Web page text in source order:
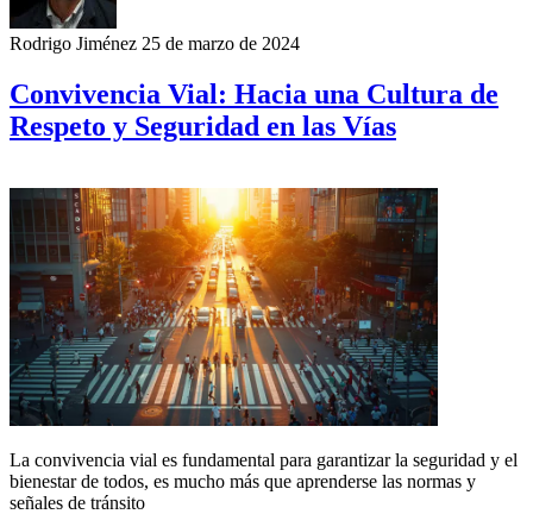
Rodrigo Jiménez 25 de marzo de 2024
Convivencia Vial: Hacia una Cultura de
Respeto y Seguridad en las Vías
La convivencia vial es fundamental para garantizar la seguridad y el
bienestar de todos, es mucho más que aprenderse las normas y
señales de tránsito